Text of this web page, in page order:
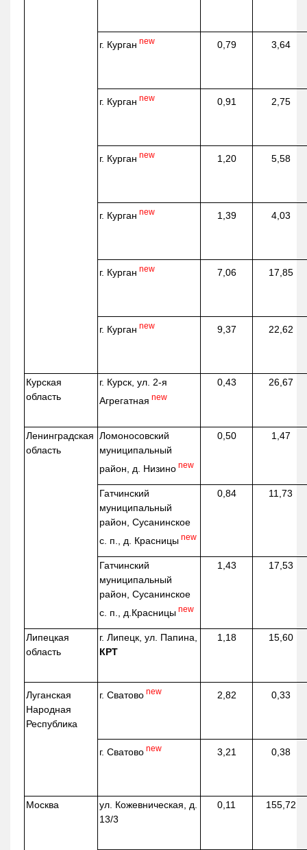
г. Курган new 0,79 3,64
г. Курган new 0,91 2,75
г. Курган new 1,20 5,58
г. Курган new 1,39 4,03
г. Курган new 7,06 17,85
г. Курган new 9,37 22,62
Курская
область
г. Курск, ул. 2-я
Агрегатная new
0,43 26,67
Ленинградская
область
Ломоносовский
муниципальный
район, д. Низино new
0,50 1,47
Гатчинский
муниципальный
район, Сусанинское
с. п., д. Красницы new
0,84 11,73
Гатчинский
муниципальный
район, Сусанинское
с. п., д.Красницы new
1,43 17,53
Липецкая
область
г. Липецк, ул. Папина,
КРТ
1,18 15,60
Луганская
Народная
Республика
г. Сватово new 2,82 0,33
г. Сватово new 3,21 0,38
Москва ул. Кожевническая , д.
13/3
0,11 155,72